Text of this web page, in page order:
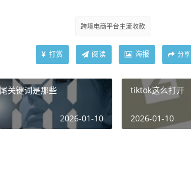
跨境电商平台主流收款
打赏 阅读 海报 分享
关键词是那些
2026-01-10
tiktok这么打开
2026-01-10